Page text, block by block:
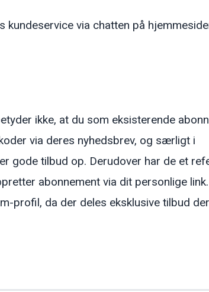
kundeservice via chatten på
ikke, at du som eksisterende
via deres nyhedsbrev, og særligt i
gode tilbud op. Derudover har de et
abonnement via dit personlige
profil, da der deles eksklusive tilbud